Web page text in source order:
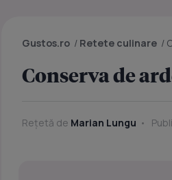
Gustos.ro / Retete culinare /
Conserva de
Rețetă de Marian Lungu